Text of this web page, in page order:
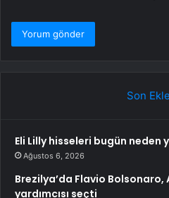
Son
Eli Lilly hisseleri bugün neden
Ağustos 6, 2026
Brezilya’da Flavio Bolsonaro,
yardımcısı seçti